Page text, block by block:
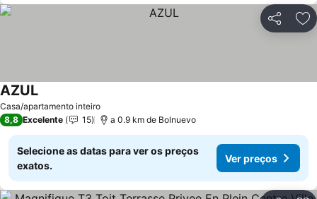
Partilhar
Casa/apartamento inteiro
AZUL
8,8 Excelente 15 a 0.9 km de Bolnuevo
Selecione as datas para ver os preços
exatos.
Ver preços